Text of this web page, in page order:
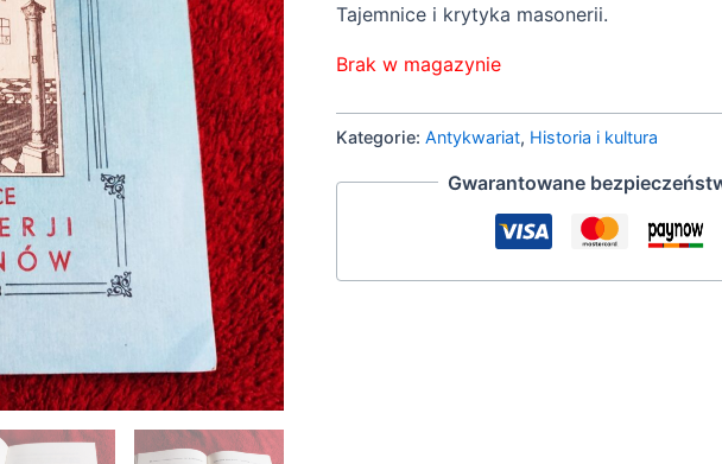
Tajemnice i krytyka masonerii.
Brak w magazynie
Kategorie:Antykwariat, Historia i kultura
Gwarantowane